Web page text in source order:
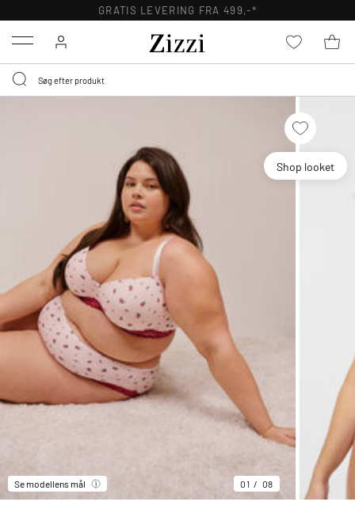
GRATIS LEVERING FRA 499,-*
Menu
Shop looket
Se modellens mål 01 08